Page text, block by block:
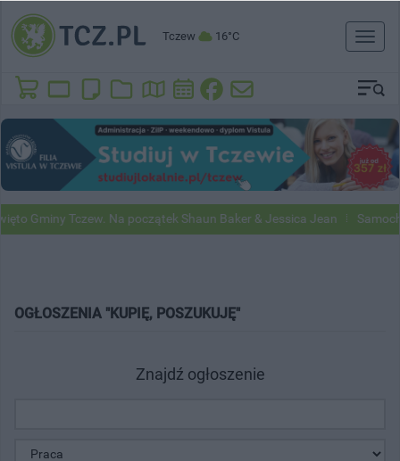
Tczew 16°C
Toggle
Gminy Tczew. Na początek Shaun Baker & Jessica Jean
OGŁOSZENIA "KUPIĘ, POSZUKUJĘ"
Znajdź ogłoszenie